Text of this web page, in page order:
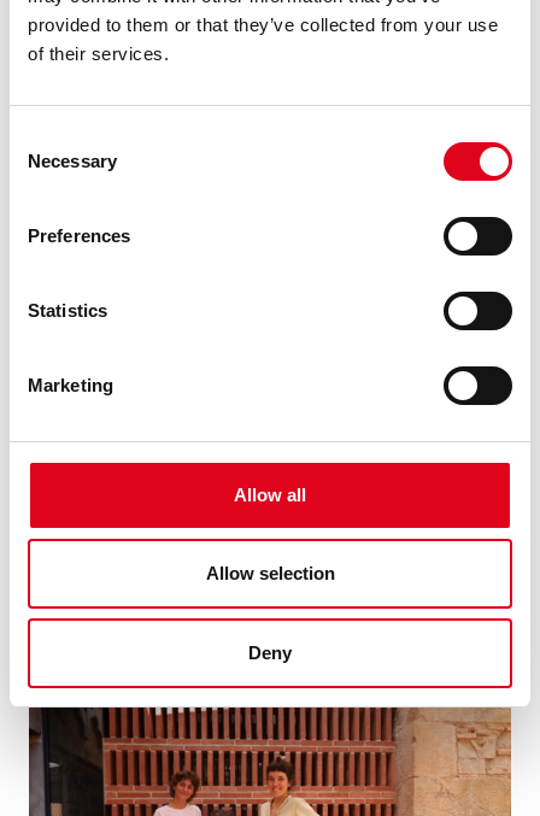
provided to them or that they’ve collected from your use
of their services.
Selection
Necessary
Preferences
Statistics
Marketing
Allow all
Allow selection
Deny
ARTS VISUALS
JOAN BROSSA, PROTAGONISTA DE DUES
MÈXIC I L’ALTRA A LA GALERIA PRATS
A les acaballes d’aquest 2024, diverses peces de Joan
ens han fet molt feliços: una col·lectiva a Mèxic sobre
experimentació poètica a la dècada dels 60 i una relació